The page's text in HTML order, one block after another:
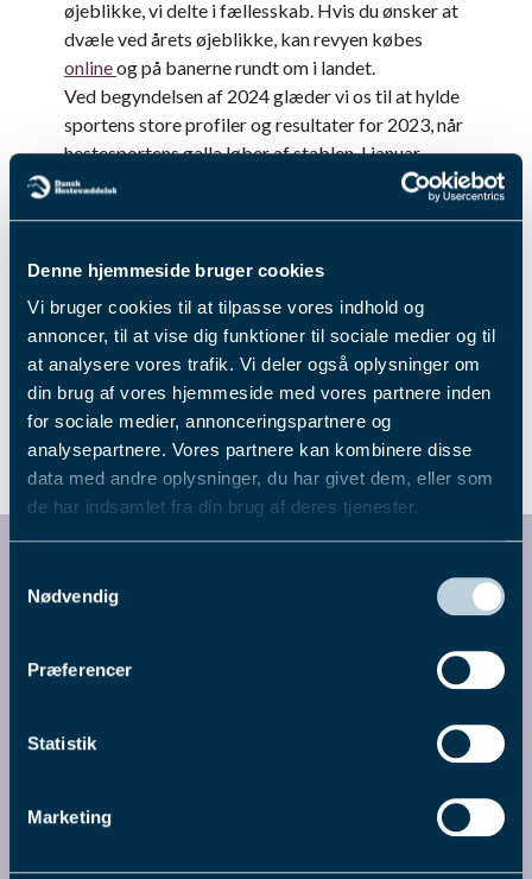
Denne hjemmeside bruger cookies
Vi bruger cookies til at tilpasse vores indhold og
annoncer, til at vise dig funktioner til sociale medier og til
at analysere vores trafik. Vi deler også oplysninger om
din brug af vores hjemmeside med vores partnere inden
for sociale medier, annonceringspartnere og
analysepartnere. Vores partnere kan kombinere disse
data med andre oplysninger, du har givet dem, eller som
de har indsamlet fra din brug af deres tjenester.
personoplysninger i vores privatlivspolitik, som du
Nødvendig
Præferencer
Statistik
Marketing
øjeblikke, vi delte i fællesskab. Hvis du ønsker at
dvæle ved årets øjeblikke, kan revyen købes
onlineog på banerne rundt om i landet.
Ved begyndelsen af 2024 glæder vi os til at hylde
sportens store profiler og resultater for 2023, når
hestesportens galla løber af stablen. I januar
løftes sløret for de nominerede, når der sendes
live i Bet25-studiet. Hvis du ikke kan vente med
imponerende nytårskavalkade, hvor der er indlagt
2 timers sportslige klip og spændende samtaler.
Videoen er tilgængeligher
Endnu engang tak for jeres bidrag til året, der gik.
Vi ser med glæde frem til 2024.
Rigtig godt nytår fra
Dansk Hestevæddeløb!
Fik du læst...